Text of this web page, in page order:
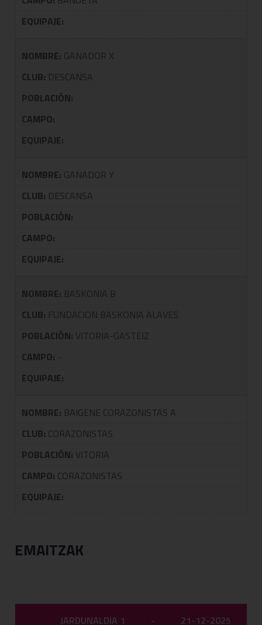
EQUIPAJE:
NOMBRE: GANADOR X
CLUB: DESCANSA
POBLACIÓN:
CAMPO:
EQUIPAJE:
NOMBRE: GANADOR Y
CLUB: DESCANSA
POBLACIÓN:
CAMPO:
EQUIPAJE:
NOMBRE: BASKONIA B
CLUB: FUNDACION BASKONIA ALAVES
POBLACIÓN: VITORIA-GASTEIZ
CAMPO: -
EQUIPAJE:
NOMBRE: BAIGENE CORAZONISTAS A
CLUB: CORAZONISTAS
POBLACIÓN: VITORIA
CAMPO: CORAZONISTAS
EQUIPAJE:
EMAITZAK
JARDUNALDIA 1 - 21-12-2025